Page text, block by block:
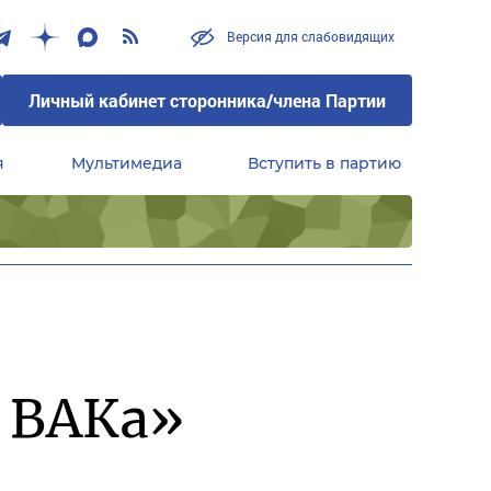
Версия для слабовидящих
Личный кабинет сторонника/члена Партии
Мультимедиа Вступить в партию